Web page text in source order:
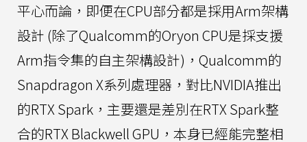
平心而論，即便在CPU部分都是採用Arm架構
設計 (除了Qualcomm的Oryon CPU是採支援
Arm指令集的自主架構設計)，Qualcomm的
Snapdragon X系列處理器，對比NVIDIA推出
的RTX Spark，主要還是差別在RTX Spark整
合的RTX Blackwell GPU，本身已經能完整相